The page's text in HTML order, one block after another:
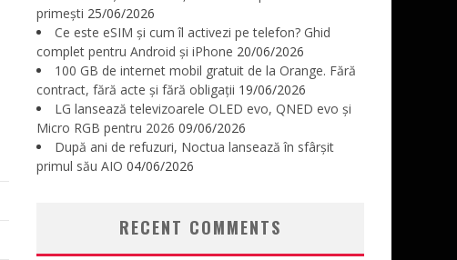
primești 25/06/2026
Ce este eSIM și cum îl activezi pe telefon? Ghid
complet pentru Android și iPhone 20/06/2026
100 GB de internet mobil gratuit de la Orange. Fără
contract, fără acte și fără obligații 19/06/2026
LG lansează televizoarele OLED evo, QNED evo și
Micro RGB pentru 2026 09/06/2026
După ani de refuzuri, Noctua lansează în sfârșit
primul său AIO 04/06/2026
RECENT COMMENTS